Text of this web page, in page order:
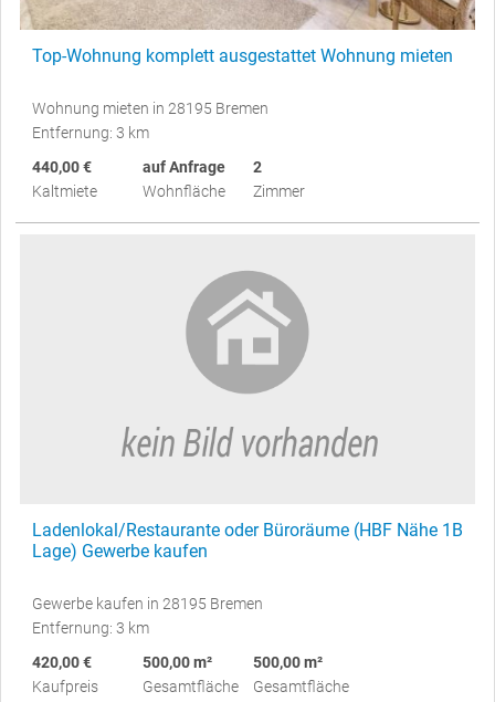
Top-Wohnung komplett ausgestattet Wohnung mieten
Wohnung mieten in 28195 Bremen
Entfernung: 3 km
440,00 €
Kaltmiete
auf Anfrage
Wohnfläche
2
Zimmer
Ladenlokal/Restaurante oder Büroräume (HBF Nähe 1B
Lage) Gewerbe kaufen
Gewerbe kaufen in 28195 Bremen
Entfernung: 3 km
420,00 €
Kaufpreis
500,00 m²
Gesamtfläche
500,00 m²
Gesamtfläche